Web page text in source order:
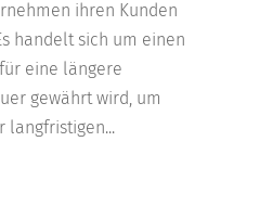
ihren Kunden
handelt sich um einen
eine längere
gewährt wird, um
langfristigen...